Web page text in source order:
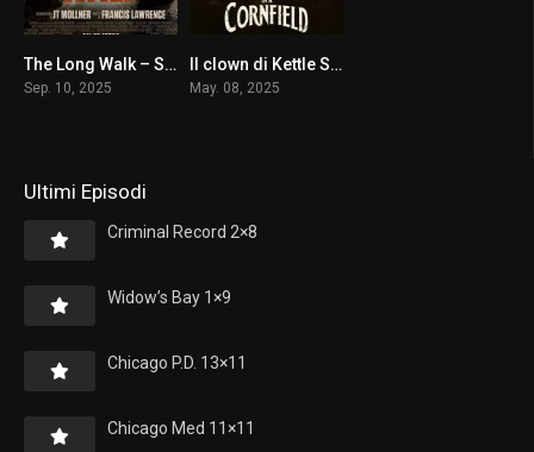
6.7The Long Walk – Se ti fermi muori
Sep. 10, 2025
5.6Il clown di Kettle Springs
May. 08, 2025
Ultimi Episodi
Criminal Record 2×8
Widow’s Bay 1×9
Chicago P.D. 13×11
Chicago Med 11×11